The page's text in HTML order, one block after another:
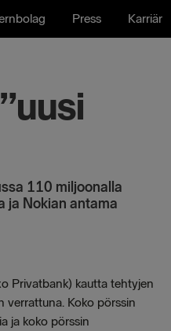
Press Karriär
110 miljoonalla
ja Nokian antama
Privatbank) kautta tehtyjen
verrattuna. Koko pörssin
ja koko pörssin